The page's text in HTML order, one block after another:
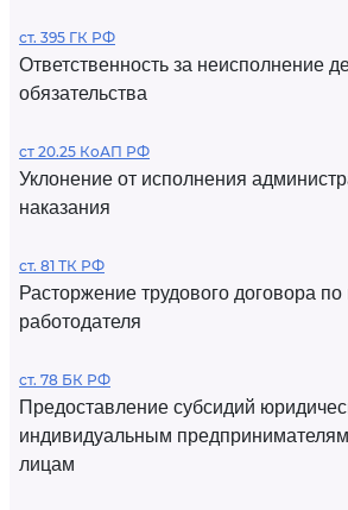
ст. 395 ГК РФ
Ответственность за неисполнение
обязательства
ст 20.25 КоАП РФ
Уклонение от исполнения
наказания
ст. 81 ТК РФ
Расторжение трудового договора
работодателя
ст. 78 БК РФ
Предоставление субсидий
индивидуальным
лицам